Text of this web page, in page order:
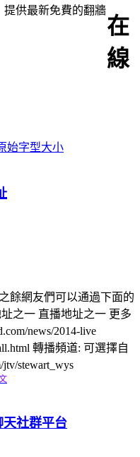
提供最新免費的翻牆
在
線
餘網友們可以通過下面的
之一 直播地址之一 更多
news/2014-live
轉播頻道: 可選擇自
stewart_wys
天社群平台